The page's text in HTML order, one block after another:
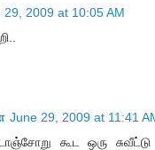
29, 2009 at 10:05 AM
June 29, 2009 at 11:41
கூட ஒரு சுவீட்டு